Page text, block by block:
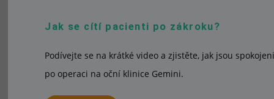
Jak se cítí pacienti po zákroku?
Podívejte se na krátké video a zjistěte, jak jsou
po operaci na oční klinice Gemini.